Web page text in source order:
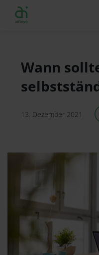
Wann
13. Dezember 2021